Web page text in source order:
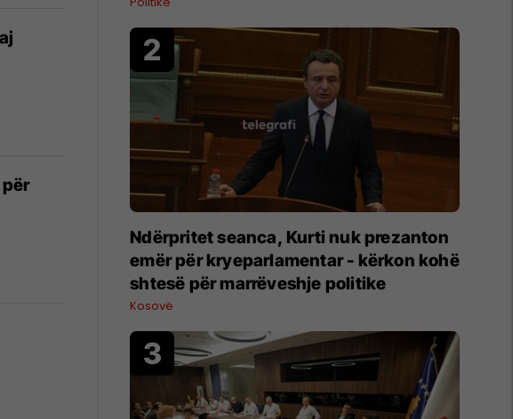
Ndërpritet seanca, Kurti nuk prezanton
emër për kryeparlamentar - kërkon kohë
shtesë për marrëveshje politike
Kosovë